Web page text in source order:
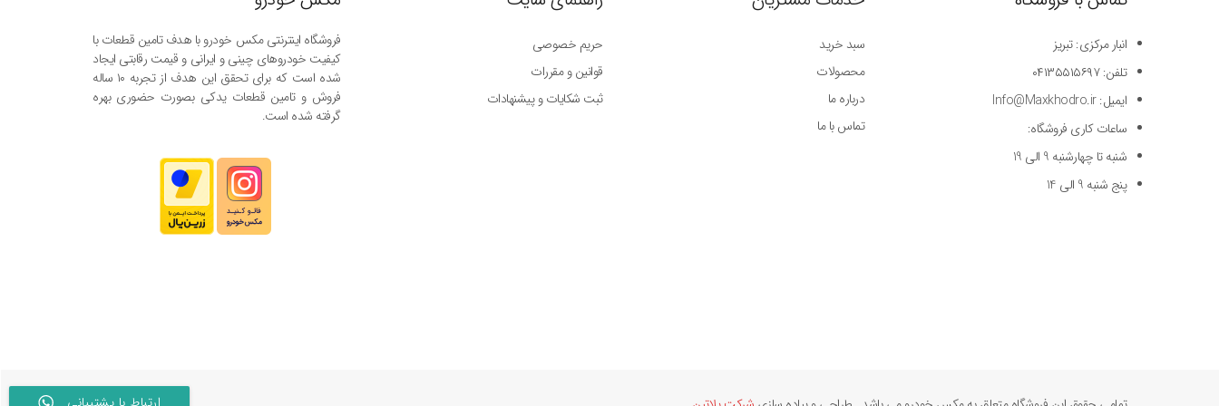
فروشگاه اینترنتی مکس خودرو با هدف تامین قطعات با
کیفیت خودروهای چینی و ایرانی و قیمت رقابتی ایجاد
شده است که برای تحقق این هدف از تجربه ۱۰ ساله
فروش و تامین قطعات یدکی بصورت حضوری بهره
گرفته شده است.
حریم خصوصی
قوانین و مقررات
ثبت شکایات و پیشنهادات
سبد خرید
محصولات
درباره ما
تماس با ما
انبار مرکزی: تبریز
تلفن: ۰۴۱۳۵۵۱۵۶۹۷
ایمیل: Info@Maxkhodro.ir
ساعات کاری فروشگاه:
شنبه تا چهارشنبه 9 الی 19
پنج شنبه 9 الی 14